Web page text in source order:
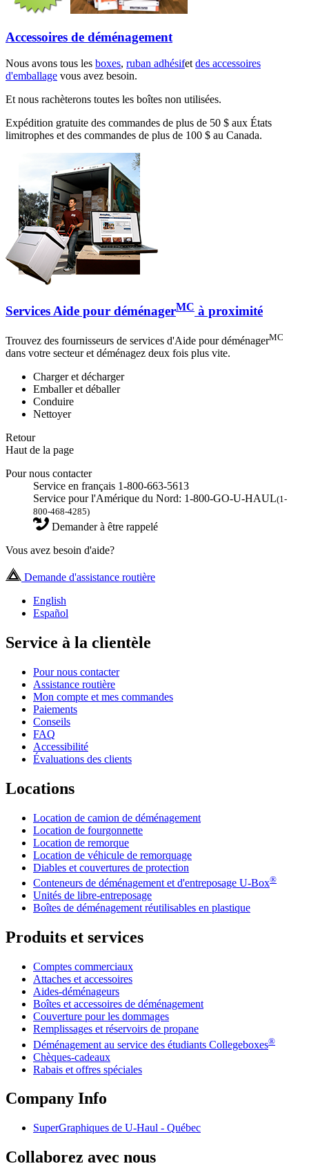
Accessoires de déménagement
Nous avons tous les boxes, ruban adhésifetdes accessoires
d'emballage vous avez besoin.
Et nous rachèterons toutes les boîtes non utilisées.
Expédition gratuite des commandes de plus de 50 $ aux États
limitrophes et des commandes de plus de 100 $ au Canada.
Services Aide pour déménagerMC à proximité
Trouvez des fournisseurs de services d'Aide pour déménagerMC
dans votre secteur et déménagez deux fois plus vite.
Charger et décharger
Emballer et déballer
Conduire
Nettoyer
Retour
Haut de la page
Pour nous contacter
Service en français 1-800-663-5613
Service pour l'Amérique du Nord: 1-800-GO-U-HAUL(1-
800-468-4285)
Demander à être rappelé
Vous avez besoin d'aide?
Demande d'assistance routière
English
Español
Service à la clientèle
Pour nous contacter
Assistance routière
Mon compte et mes commandes
Paiements
Conseils
FAQ
Accessibilité
Évaluations des clients
Locations
Location de camion de déménagement
Location de fourgonnette
Location de remorque
Location de véhicule de remorquage
Diables et couvertures de protection
Conteneurs de déménagement et d'entreposage U-Box®
Unités de libre-entreposage
Boîtes de déménagement réutilisables en plastique
Produits et services
Comptes commerciaux
Attaches et accessoires
Aides-déménageurs
Boîtes et accessoires de déménagement
Couverture pour les dommages
Remplissages et réservoirs de propane
Déménagement au service des étudiants Collegeboxes®
Chèques-cadeaux
Rabais et offres spéciales
Company Info
SuperGraphiques de U-Haul - Québec
Collaborez avec nous